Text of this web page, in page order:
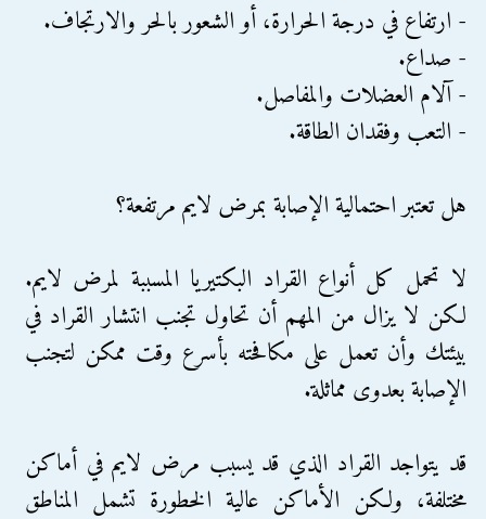
- ارتفاع في درجة الحرارة، أو الشعور بالحر والارتجاف.
- صداع.
- آلام العضلات والمفاصل.
- التعب وفقدان الطاقة.
هل تعتبر احتمالية الإصابة بمرض لايم مرتفعة؟
لا تحمل كل أنواع القراد البكتيريا المسببة لمرض لايم.
لكن لا يزال من المهم أن تحاول تجنب انتشار القراد في
بيئتك وأن تعمل على مكافحته بأسرع وقت ممكن لتجنب
الإصابة بعدوى مماثلة.
قد يتواجد القراد الذي قد يسبب مرض لايم في أماكن
مختلفة، ولكن الأماكن عالية الخطورة تشمل المناطق